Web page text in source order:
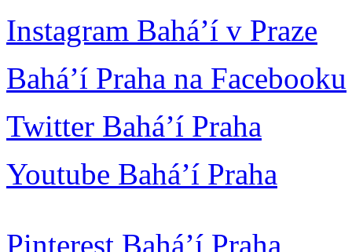
Instagram Bahá’í v Praze
Bahá’í Praha na Facebooku
Twitter Bahá’í Praha
Youtube Bahá’í Praha
Pinterest Bahá’í Praha